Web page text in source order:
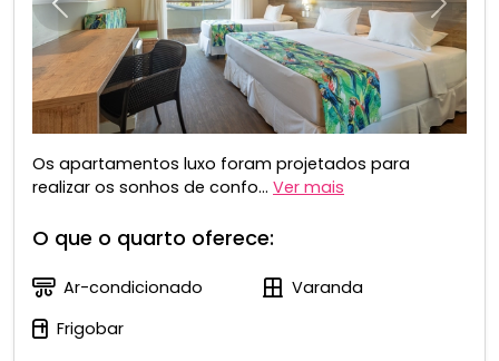
Anterior
Os apartamentos luxo foram projetados para
realizar os sonhos de confo... Ver mais
O que o quarto oferece:
Ar-condicionado
Varanda
Frigobar